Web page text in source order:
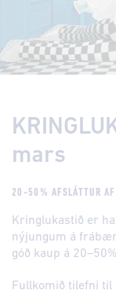
mars
20-50% AFSLÁTTUR AF
Kringlukastið er
nýjungum á
góð kaup á
Fullkomið tilefni til